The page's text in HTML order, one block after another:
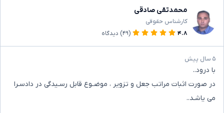
محمدتقی صادقی
کارشناس حقوقی
۴.۸
(۴۹) دیدگاه
۵ سال پیش
با درود..
در صورت اثبات مراتب جعل و تزویر ، موضـوع قابل رسـیدگی در دادسـرا
می یاشـد..